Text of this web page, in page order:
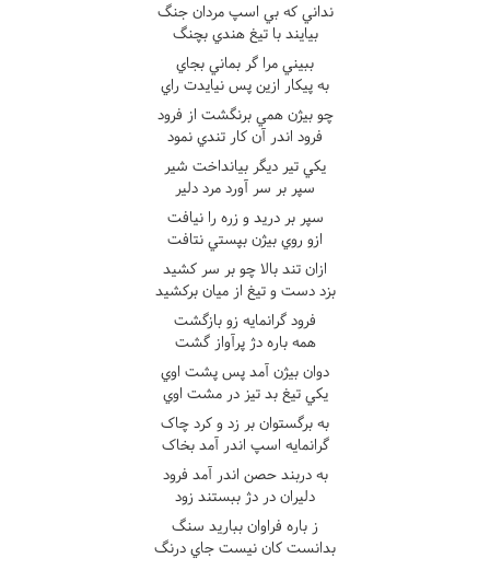
نداني که بي اسپ مردان جنگ
بيايند با تيغ هندي بچنگ
ببيني مرا گر بماني بجاي
به پيکار ازين پس نيايدت راي
چو بيژن همي برنگشت از فرود
فرود اندر آن کار تندي نمود
يکي تير ديگر بيانداخت شير
سپر بر سر آورد مرد دلير
سپر بر دريد و زره را نيافت
ازو روي بيژن بپستي نتافت
ازان تند بالا چو بر سر کشيد
بزد دست و تيغ از ميان برکشيد
فرود گرانمايه زو بازگشت
همه باره دژ پرآواز گشت
دوان بيژن آمد پس پشت اوي
يکي تيغ بد تيز در مشت اوي
به برگستوان بر زد و کرد چاک
گرانمايه اسپ اندر آمد بخاک
به دربند حصن اندر آمد فرود
دليران در دژ ببستند زود
ز باره فراوان بباريد سنگ
بدانست کان نيست جاي درنگ